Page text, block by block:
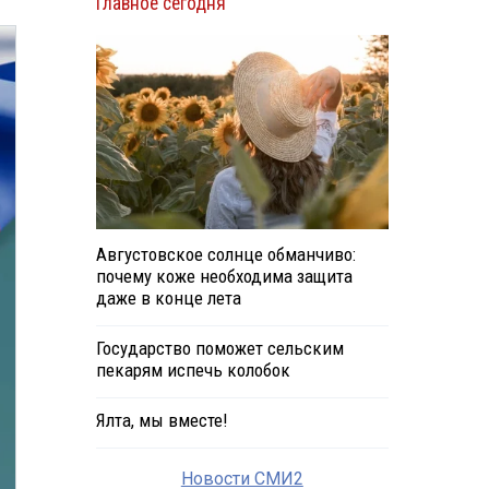
Августовское солнце обманчиво:
почему коже необходима защита
даже в конце лета
Государство поможет сельским
пекарям испечь колобок
Ялта, мы вместе!
Новости СМИ2